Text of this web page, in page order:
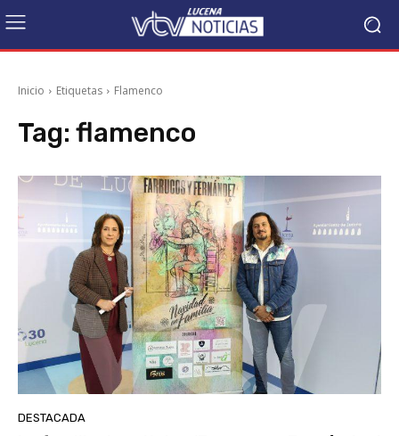
Inicio Etiquetas Flamenco
Tag: flamenco
DESTACADA